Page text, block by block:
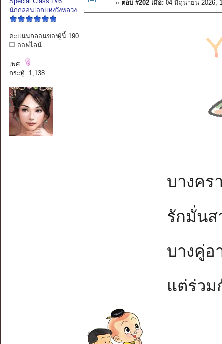
นักกลอนเอกแห่งวังหลวง
คะแนนกลอนของผู้นี้ 190
ออฟไลน์
เพศ:
กระทู้: 1,138
« ตอบ #202 เมื่อ: 04 มิถุนายน 2026,
บางคร
รักมั่นส
บางคู่อ
แต่ร่วม